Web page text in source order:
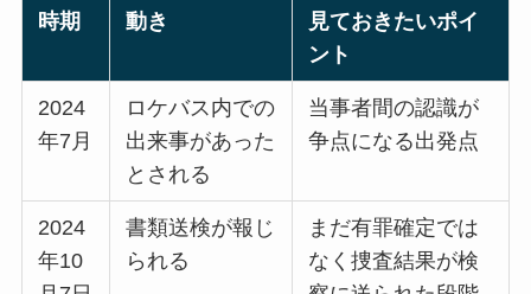
時期 動き
見ておきたいポイ
ント
2024
年7月
ロケバス内での
出来事があった
とされる
当事者間の認識が
争点になる出発点
2024
年10
書類送検が報じ
られる
まだ有罪確定では
なく捜査結果が検